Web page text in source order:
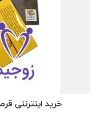
خرید اینترنتی